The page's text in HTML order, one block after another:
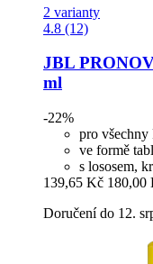
2 varianty
4.8 (12)
JBL
ml
-22%
pro všechny
ve formě
s lososem,
139,65 Kč 180,00
Doručení do 12.